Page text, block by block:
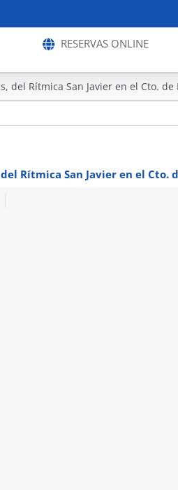
RESERVAS ONLINE
del Rítmica San Javier en el Cto.
Rítmica San Javier en el